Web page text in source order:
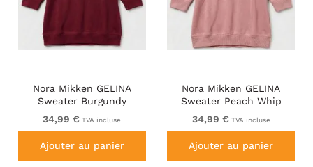
Nora Mikken GELINA
Sweater Burgundy
34,99 € TVA incluse
Ajouter au panier
Nora Mikken GELINA
Sweater Peach Whip
34,99 € TVA incluse
Ajouter au panier